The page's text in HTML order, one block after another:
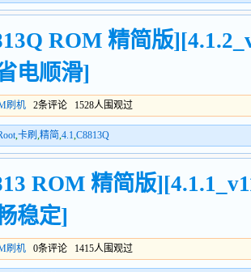
ROM 精简版
电顺滑]
刷机 2条评论 1528人围观过
,卡刷 ,精简,4.1,C8813Q
ROM 精简版
稳定]
刷机 0条评论 1415人围观过